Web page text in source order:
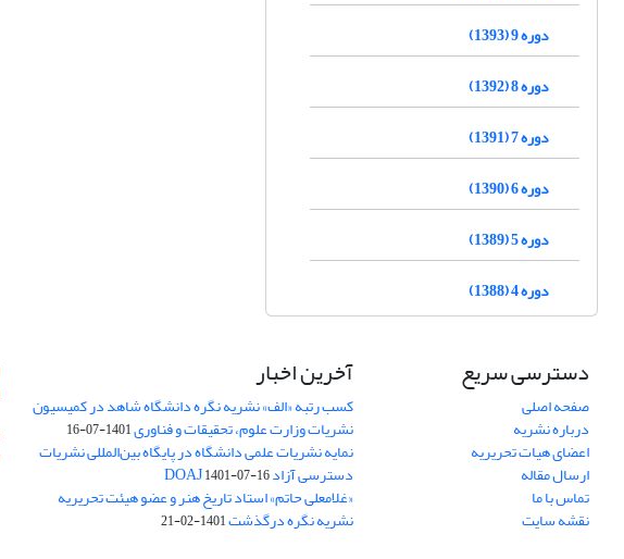
دوره 9 (1393)
دوره 8 (1392)
دوره 7 (1391)
دوره 6 (1390)
دوره 5 (1389)
دوره 4 (1388)
دسترسی سریع
صفحه اصلی
درباره نشریه
اعضای هیات تحریریه
ارسال مقاله
تماس با ما
نقشه سایت
آخرین اخبار
کسب رتبه «الف» نشریه نگره دانشگاه شاهد در کمیسیون
نشریات وزارت علوم، تحقیقات و فناوری1401-07-16
نمایه نشریات علمی دانشگاه در پایگاه بین‌المللی نشریات
دسترسی آزاد DOAJ1401-07-16
«غلامعلی حاتم» استاد تاریخ هنر و عضو هیئت تحریریه
نشریه نگره درگذشت1401-02-21